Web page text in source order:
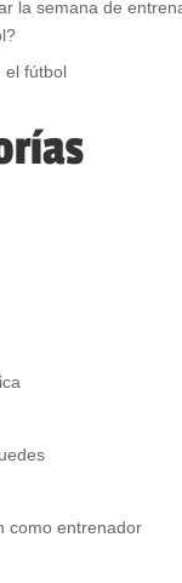
la semana de
el fútbol
como entrenador